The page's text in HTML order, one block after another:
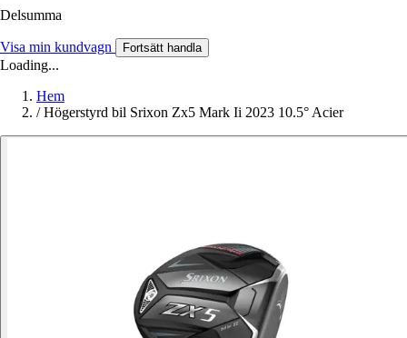
Delsumma
Visa min kundvagn Fortsätt handla
Loading...
Hem
/ Högerstyrd bil Srixon Zx5 Mark Ii 2023 10.5° Acier